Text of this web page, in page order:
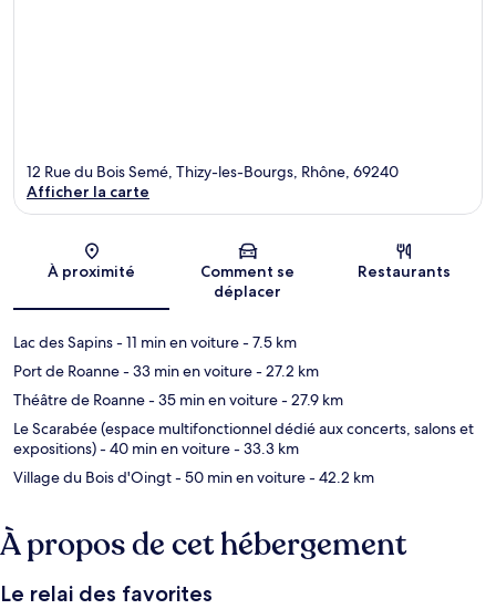
Carte
12 Rue du Bois Semé, Thizy-les-Bourgs, Rhône, 69240
Afficher la carte
À proximité
Comment se
déplacer
Restaurants
Lac des Sapins- 11 min en voiture- 7.5 km
Port de Roanne- 33 min en voiture- 27.2 km
Théâtre de Roanne- 35 min en voiture- 27.9 km
Le Scarabée (espace multifonctionnel dédié aux concerts, salons et
expositions)- 40 min en voiture- 33.3 km
Village du Bois d'Oingt- 50 min en voiture- 42.2 km
À propos de cet hébergement
Le relai des favorites